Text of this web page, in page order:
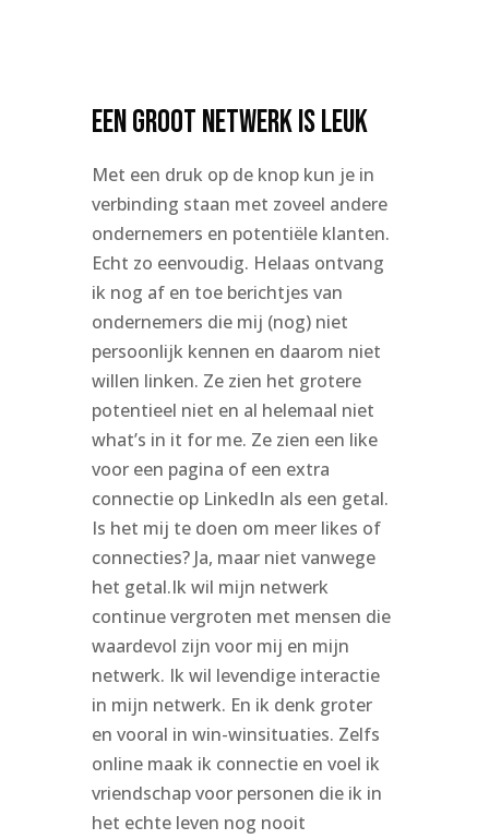
Een groot netwerk is leuk
Met een druk op de knop kun je in
verbinding staan met zoveel andere
ondernemers en potentiële klanten.
Echt zo eenvoudig. Helaas ontvang
ik nog af en toe berichtjes van
ondernemers die mij (nog) niet
persoonlijk kennen en daarom niet
willen linken. Ze zien het grotere
potentieel niet en al helemaal niet
what’s in it for me. Ze zien een like
voor een pagina of een extra
connectie op LinkedIn als een getal.
Is het mij te doen om meer likes of
connecties? Ja, maar niet vanwege
het getal.Ik wil mijn netwerk
continue vergroten met mensen die
waardevol zijn voor mij en mijn
netwerk. Ik wil levendige interactie
in mijn netwerk. En ik denk groter
en vooral in win-winsituaties. Zelfs
online maak ik connectie en voel ik
vriendschap voor personen die ik in
het echte leven nog nooit